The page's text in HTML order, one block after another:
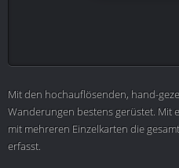
Mit den hochauflösenden, hand-
Wanderungen bestens gerüstet. Mit
mit mehreren Einzelkarten die
erfasst.